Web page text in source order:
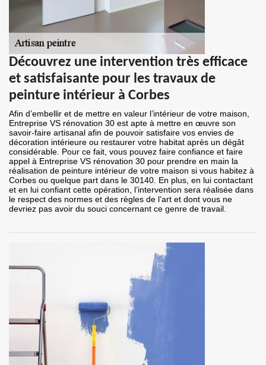
Découvrez une intervention très efficace
et satisfaisante pour les travaux de
peinture intérieur à Corbes
Afin d’embellir et de mettre en valeur l’intérieur de votre maison,
Entreprise VS rénovation 30 est apte à mettre en œuvre son
savoir-faire artisanal afin de pouvoir satisfaire vos envies de
décoration intérieure ou restaurer votre habitat après un dégât
considérable. Pour ce fait, vous pouvez faire confiance et faire
appel à Entreprise VS rénovation 30 pour prendre en main la
réalisation de peinture intérieur de votre maison si vous habitez à
Corbes ou quelque part dans le 30140. En plus, en lui contactant
et en lui confiant cette opération, l’intervention sera réalisée dans
le respect des normes et des règles de l’art et dont vous ne
devriez pas avoir du souci concernant ce genre de travail.